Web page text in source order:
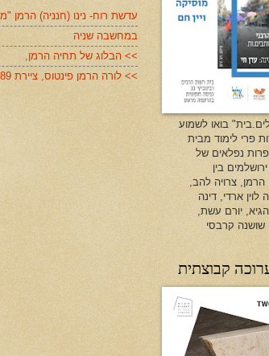
עדשת רוח- נינו (חנניה) הרמן
במחשבה שניה
>> הבלוג של תחיה הרמן,
>> לורה הרמן פינטוס, ציירת 1921-1989
בואו לשמוע
פרי לימוד מבית
נפלאים של
בין
צרויה להב,
ארדי, דינה
הגיא, יורם עשת,
שושנה קרבסי
קבוצתית